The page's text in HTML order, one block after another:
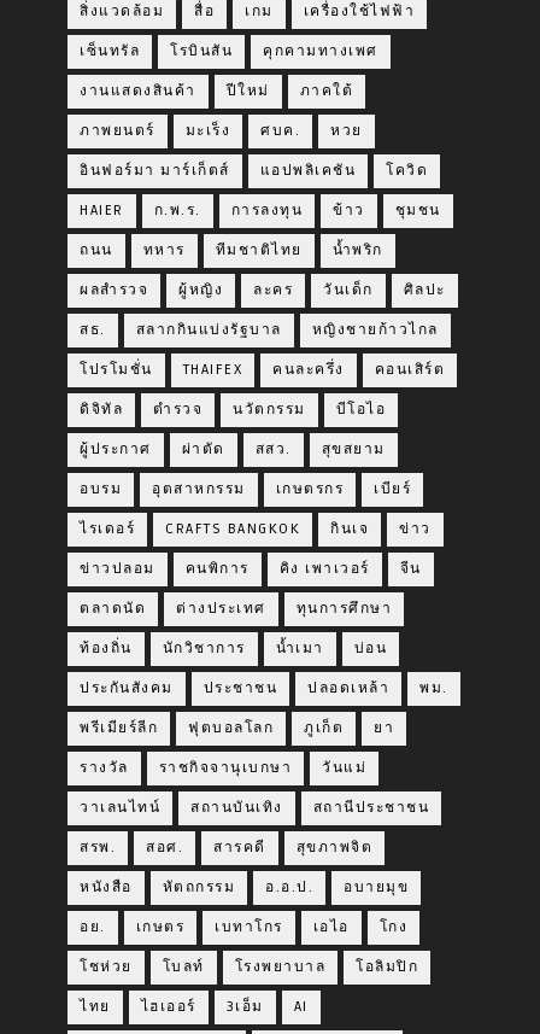
สิ่งแวดล้อม สื่อ เกม เครื่องใช้ไฟฟ้า
เซ็นทรัล โรบินสัน คุกคามทางเพศ
งานแสดงสินค้า ปีใหม่ ภาคใต้
ภาพยนตร์ มะเร็ง ศบค. หวย
อินฟอร์มา มาร์เก็ตส์ แอปพลิเคชัน โควิด
HAIER ก.พ.ร. การลงทุน ข้าว ชุมชน
ถนน ทหาร ทีมชาติไทย น้ำพริก
ผลสำรวจ ผู้หญิง ละคร วันเด็ก ศิลปะ
สธ. สลากกินแบ่งรัฐบาล หญิงชายก้าวไกล
โปรโมชั่น THAIFEX คนละครึ่ง คอนเสิร์ต
ดิจิทัล ตำรวจ นวัตกรรม บีโอไอ
ผู้ประกาศ ผ่าตัด สสว. สุขสยาม
อบรม อุตสาหกรรม เกษตรกร เบียร์
ไรเดอร์ CRAFTS BANGKOK กินเจ ข่าว
ข่าวปลอม คนพิการ คิง เพาเวอร์ จีน
ตลาดนัด ต่างประเทศ ทุนการศึกษา
ท้องถิ่น นักวิชาการ น้ำเมา บ่อน
ประกันสังคม ประชาชน ปลอดเหล้า พม.
พรีเมียร์ลีก ฟุตบอลโลก ภูเก็ต ยา
รางวัล ราชกิจจานุเบกษา วันแม่
วาเลนไทน์ สถานบันเทิง สถานีประชาชน
สรพ. สอศ. สารคดี สุขภาพจิต
หนังสือ หัตถกรรม อ.อ.ป. อบายมุข
อย. เกษตร เบทาโกร เอไอ โกง
โชห่วย โบลท์ โรงพยาบาล โอลิมปิก
ไทย ไฮเออร์ 3เอ็ม AI